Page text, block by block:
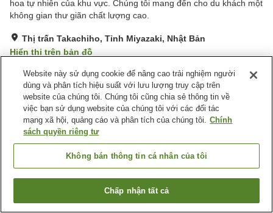
hoa tự nhiên của khu vực. Chúng tôi mang đến cho du khách một
không gian thư giãn chất lượng cao.
Thị trấn Takachiho, Tỉnh Miyazaki, Nhật Bản
Hiển thị trên bản đồ
Rất tốt Đánh giá:175 lượt
Tiện nghi chỗ nghỉ
Bãi đỗ xe
Nhà hàng
Máy bán hàng tự động
Trang chủ Nhật Bản Tỉnh Miyazaki
Thị trấn Takachiho
Solest Takachiho Hotel
Tìm phòng trống
Website này sử dụng cookie để nâng cao trải nghiệm người
dùng và phân tích hiệu suất với lưu lượng truy cập trên
website của chúng tôi. Chúng tôi cũng chia sẻ thông tin về
việc bạn sử dụng website của chúng tôi với các đối tác
mạng xã hội, quảng cáo và phân tích của chúng tôi. Chính
sách quyền riêng tư
Không bán thông tin cá nhân của tôi
Chấp nhận tất cả